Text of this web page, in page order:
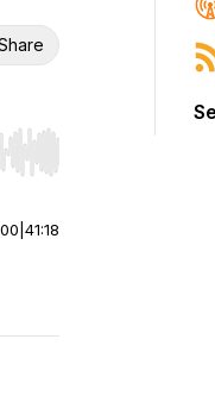
end. Hold shift to jump
41:18